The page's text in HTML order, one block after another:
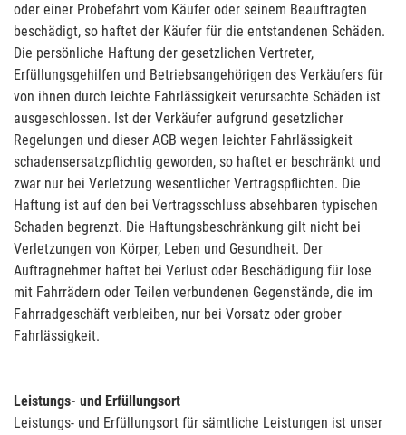
oder einer Probefahrt vom Käufer oder seinem Beauftragten
beschädigt, so haftet der Käufer für die entstandenen Schäden.
Die persönliche Haftung der gesetzlichen Vertreter,
Erfüllungsgehilfen und Betriebsangehörigen des Verkäufers für
von ihnen durch leichte Fahrlässigkeit verursachte Schäden ist
ausgeschlossen. Ist der Verkäufer aufgrund gesetzlicher
Regelungen und dieser AGB wegen leichter Fahrlässigkeit
schadensersatzpflichtig geworden, so haftet er beschränkt und
zwar nur bei Verletzung wesentlicher Vertragspflichten. Die
Haftung ist auf den bei Vertragsschluss absehbaren typischen
Schaden begrenzt. Die Haftungsbeschränkung gilt nicht bei
Verletzungen von Körper, Leben und Gesundheit. Der
Auftragnehmer haftet bei Verlust oder Beschädigung für lose
mit Fahrrädern oder Teilen verbundenen Gegenstände, die im
Fahrradgeschäft verbleiben, nur bei Vorsatz oder grober
Fahrlässigkeit.
Leistungs- und Erfüllungsort
Leistungs- und Erfüllungsort für sämtliche Leistungen ist unser